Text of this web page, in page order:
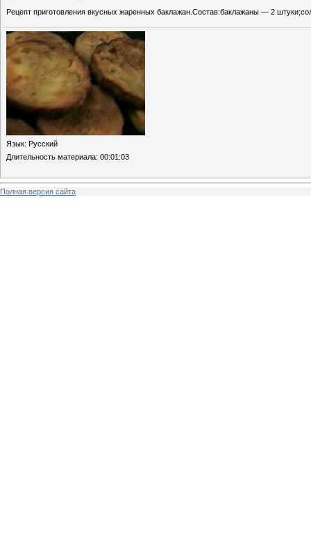
Рецепт приготовления вкусных жаренных баклажан.Состав:баклажаны — 2
Язык: Русский
Длительность материала: 00:01:03
Полная версия сайта